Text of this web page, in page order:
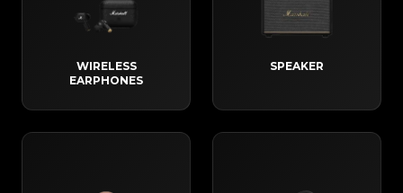
WIRELESS
EARPHONES
SPEAKER